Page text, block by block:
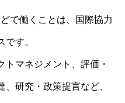
で働くことは、国際協力
す。
トマネジメント、評価・
研究・政策提言など、